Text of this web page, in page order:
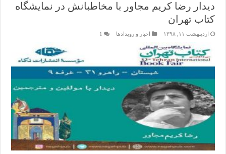
دیدار رضا کریم مجاور با مخاطبانش در نمایشگاه
کتاب تهران
اردیبهشت ۱۱, ۱۳۹۸ اخبار و رویدادها 1